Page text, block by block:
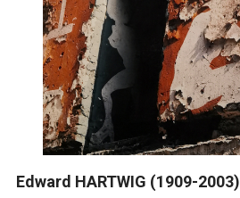
Edward HARTWIG (1909-2003)